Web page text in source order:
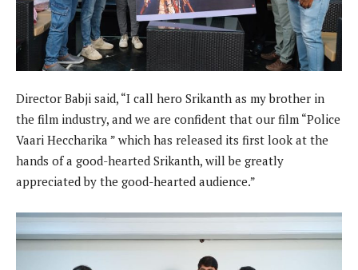
Director Babji said, “I call hero Srikanth as my brother in
the film industry, and we are confident that our film “Police
Vaari Heccharika ” which has released its first look at the
hands of a good-hearted Srikanth, will be greatly
appreciated by the good-hearted audience.”